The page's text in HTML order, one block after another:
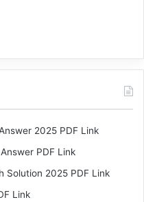
2025 PDF Link
PDF Link
Solution 2025 PDF Link
Link